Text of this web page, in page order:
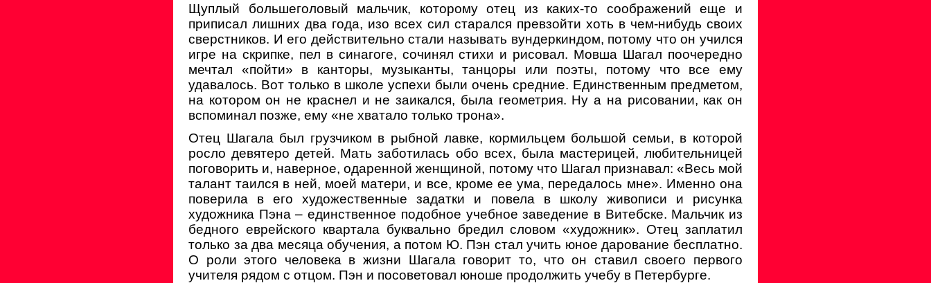
Щуплый большеголовый мальчик, которому отец из каких-то соображений еще и
приписал лишних два года, изо всех сил старался превзойти хоть в чем-нибудь своих
сверстников. И его действительно стали называть вундеркиндом, потому что он учился
игре на скрипке, пел в синагоге, сочинял стихи и рисовал. Мовша Шагал поочередно
мечтал «пойти» в канторы, музыканты, танцоры или поэты, потому что все ему
удавалось. Вот только в школе успехи были очень средние. Единственным предметом,
на котором он не краснел и не заикался, была геометрия. Ну а на рисовании, как он
вспоминал позже, ему «не хватало только трона».
Отец Шагала был грузчиком в рыбной лавке, кормильцем большой семьи, в которой
росло девятеро детей. Мать заботилась обо всех, была мастерицей, любительницей
поговорить и, наверное, одаренной женщиной, потому что Шагал признавал: «Весь мой
талант таился в ней, моей матери, и все, кроме ее ума, передалось мне». Именно она
поверила в его художественные задатки и повела в школу живописи и рисунка
художника Пэна – единственное подобное учебное заведение в Витебске. Мальчик из
бедного еврейского квартала буквально бредил словом «художник». Отец заплатил
только за два месяца обучения, а потом Ю. Пэн стал учить юное дарование бесплатно.
О роли этого человека в жизни Шагала говорит то, что он ставил своего первого
учителя рядом с отцом. Пэн и посоветовал юноше продолжить учебу в Петербурге.